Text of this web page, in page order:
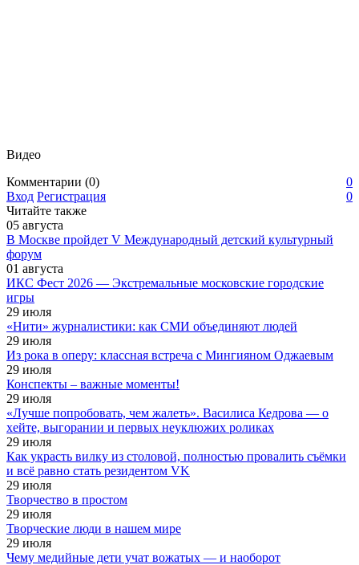
Видео
0
0
Комментарии (0)
Вход Регистрация
Читайте также
05 августа
В Москве пройдет V Международный детский культурный
форум
01 августа
ИКС Фест 2026 — Экстремальные московские городские
игры
29 июля
«Нити» журналистики: как СМИ объединяют людей
29 июля
Из рока в оперу: классная встреча с Мингияном Оджаевым
29 июля
Конспекты – важные моменты!
29 июля
«Лучше попробовать, чем жалеть». Василиса Кедрова — о
хейте, выгорании и первых неуклюжих роликах
29 июля
Как украсть вилку из столовой, полностью провалить съёмки
и всё равно стать резидентом VK
29 июля
Творчество в простом
29 июля
Творческие люди в нашем мире
29 июля
Чему медийные дети учат вожатых — и наоборот